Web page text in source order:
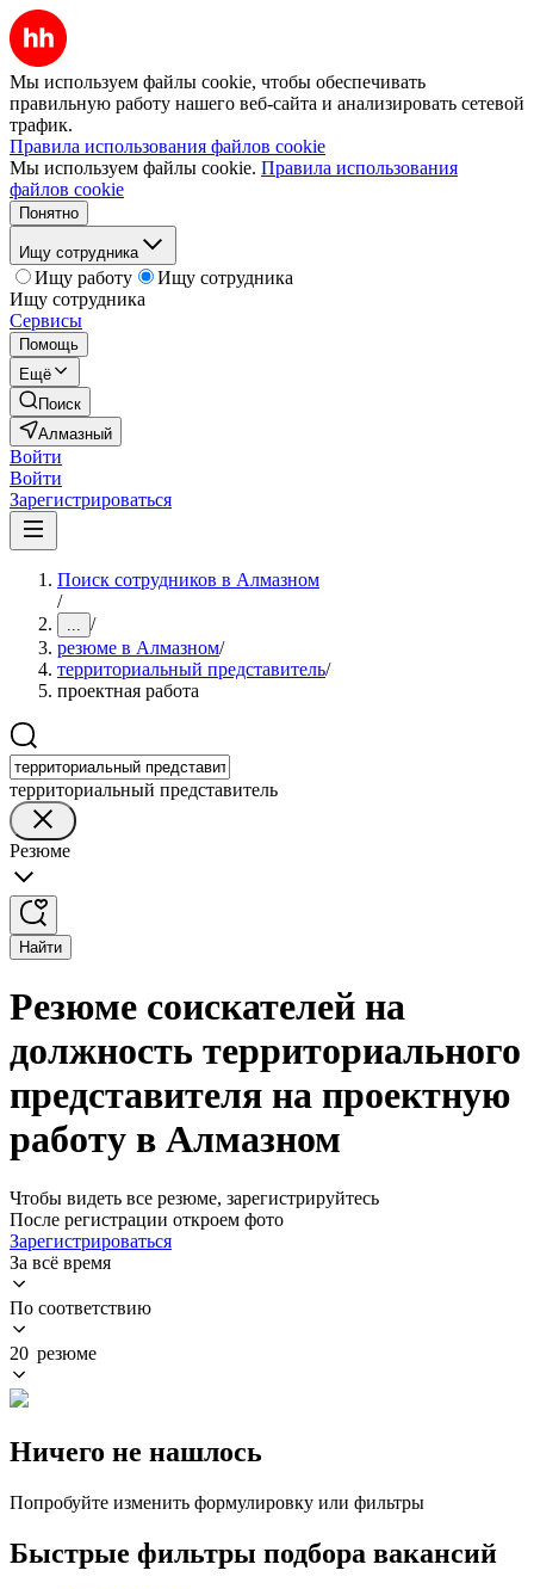
Мы используем файлы cookie, чтобы обеспечивать
правильную работу нашего веб-сайта и анализировать сетевой
трафик.
Правила использования файлов cookie
Мы используем файлы cookie. Правила использования
файлов cookie
Понятно
Ищу сотрудника
Ищу работу
Ищу сотрудника
Ищу сотрудника
Сервисы
Помощь
Ещё
Поиск
Алмазный
Войти
Войти
Зарегистрироваться
Поиск сотрудников в Алмазном
/
... /
резюме в Алмазном/
территориальный представитель/
проектная работа
территориальный представитель
Резюме
Найти
Резюме соискателей на
должность территориального
представителя на проектную
работу в Алмазном
Чтобы видеть все резюме, зарегистрируйтесь
После регистрации откроем фото
Зарегистрироваться
За всё время
По соответствию
20 резюме
Ничего не нашлось
Попробуйте изменить формулировку или фильтры
Быстрые фильтры подбора вакансий